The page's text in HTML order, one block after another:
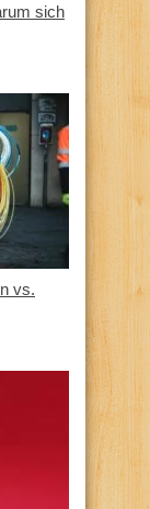
sich
vs.